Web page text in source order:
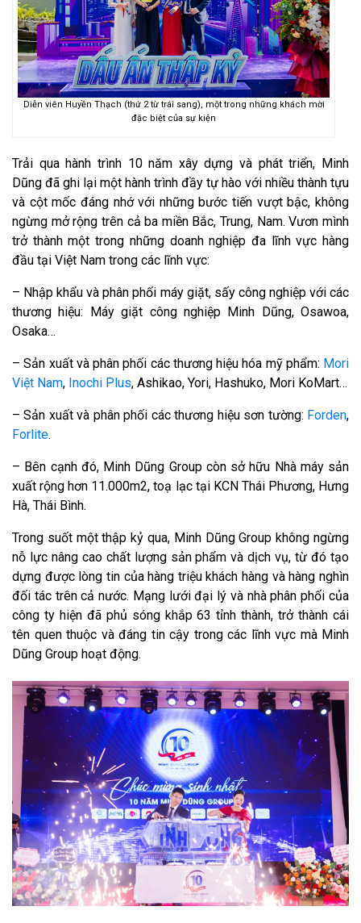
Diễn viên Huyền Thạch (thứ 2 từ trái sang), một trong những khách mời
đặc biệt của sự kiện
Trải qua hành trình 10 năm xây dựng và phát triển, Minh
Dũng đã ghi lại một hành trình đầy tự hào với nhiều thành tựu
và cột mốc đáng nhớ với những bước tiến vượt bậc, không
ngừng mở rộng trên cả ba miền Bắc, Trung, Nam. Vươn mình
trở thành một trong những doanh nghiệp đa lĩnh vực hàng
đầu tại Việt Nam trong các lĩnh vực:
– Nhập khẩu và phân phối máy giặt, sấy công nghiệp với các
thương hiệu: Máy giặt công nghiệp Minh Dũng, Osawoa,
Osaka…
– Sản xuất và phân phối các thương hiệu hóa mỹ phẩm: Mori
Việt Nam, Inochi Plus, Ashikao, Yori, Hashuko, Mori KoMart…
– Sản xuất và phân phối các thương hiệu sơn tường: Forden,
Forlite.
– Bên cạnh đó, Minh Dũng Group còn sở hữu Nhà máy sản
xuất rộng hơn 11.000m2, toạ lạc tại KCN Thái Phương, Hưng
Hà, Thái Bình.
Trong suốt một thập kỷ qua, Minh Dũng Group không ngừng
nỗ lực nâng cao chất lượng sản phẩm và dịch vụ, từ đó tạo
dựng được lòng tin của hàng triệu khách hàng và hàng nghìn
đối tác trên cả nước. Mạng lưới đại lý và nhà phân phối của
công ty hiện đã phủ sóng khắp 63 tỉnh thành, trở thành cái
tên quen thuộc và đáng tin cậy trong các lĩnh vực mà Minh
Dũng Group hoạt động.